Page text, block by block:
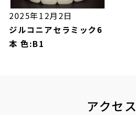
2025年12月2日
ジルコニアセラミック6
本 色:B1
アクセス